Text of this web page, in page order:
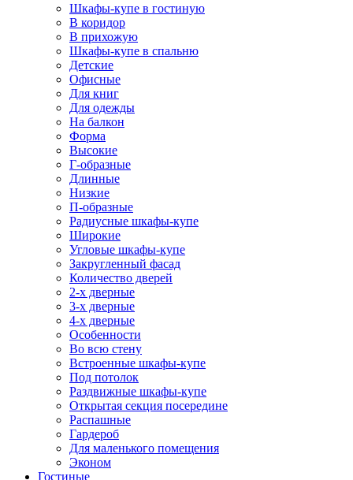
Шкафы-купе в гостиную
В коридор
В прихожую
Шкафы-купе в спальню
Детские
Офисные
Для книг
Для одежды
На балкон
Форма
Высокие
Г-образные
Длинные
Низкие
П-образные
Радиусные шкафы-купе
Широкие
Угловые шкафы-купе
Закругленный фасад
Количество дверей
2-х дверные
3-х дверные
4-х дверные
Особенности
Во всю стену
Встроенные шкафы-купе
Под потолок
Раздвижные шкафы-купе
Открытая секция посередине
Распашные
Гардероб
Для маленького помещения
Эконом
Гостиные